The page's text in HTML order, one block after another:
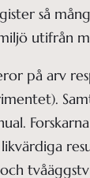
så
utifrån
på arv